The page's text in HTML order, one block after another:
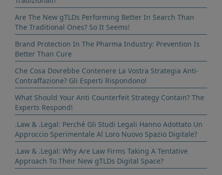
Are The New gTLDs Performing Better In Search Than
The Traditional Ones? So It Seems!
Brand Protection In The Pharma Industry: Prevention Is
Better Than Cure
Che Cosa Dovrebbe Contenere La Vostra Strategia Anti-
Contraffazione? Gli Esperti Rispondono!
What Should Your Anti Counterfeit Strategy Contain? The
Experts Respond!
.Law & .Legal: Perché Gli Studi Legali Hanno Adottato Un
Approccio Sperimentale Al Loro Nuovo Spazio Digitale?
.Law & .Legal: Why Are Law Firms Taking A Tentative
Approach To Their New gTLDs Digital Space?